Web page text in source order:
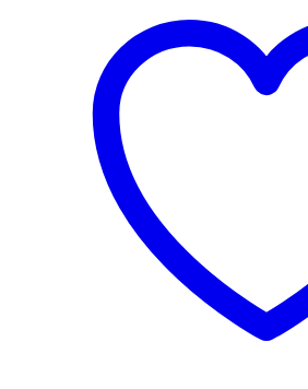
options
chosen